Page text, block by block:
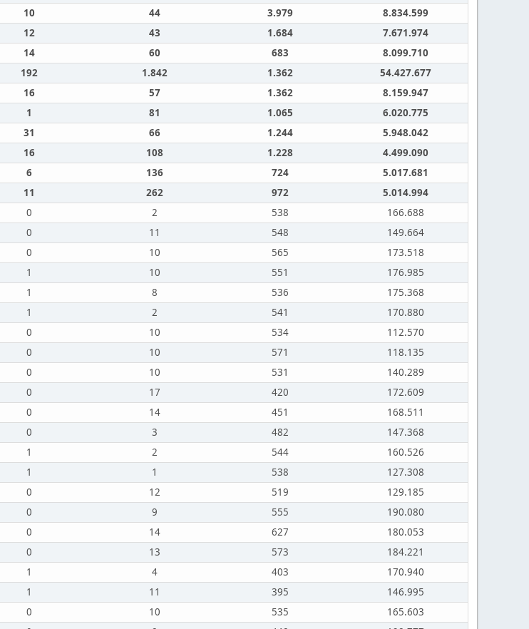
10 44 3.979
8.834.599
12 43 1.684
7.671.974
14 60 683
8.099.710
192 1.842 1.362
54.427.677
16 57 1.362
8.159.947
1 81 1.065
6.020.775
31 66 1.244
5.948.042
16 108 1.228
4.499.090
6 136 724
5.017.681
11 262 972
5.014.994
0 2 538
166.688
0 11 548
149.664
0 10 565
173.518
1 10 551
176.985
1 8 536
175.368
1 2 541
170.880
0 10 534
112.570
0 10 571
118.135
0 10 531
140.289
0 17 420
172.609
0 14 451
168.511
0 3 482
147.368
1 2 544
160.526
1 1 538
127.308
0 12 519
129.185
0 9 555
190.080
0 14 627
180.053
0 13 573
184.221
1 4 403
170.940
1 11 395
146.995
0 10 535
165.603